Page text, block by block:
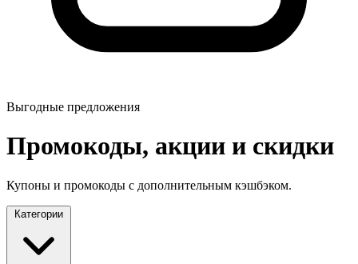
Выгодные предложения
Промокоды, акции и скидки
Купоны и промокоды с дополнительным кэшбэком.
Категории